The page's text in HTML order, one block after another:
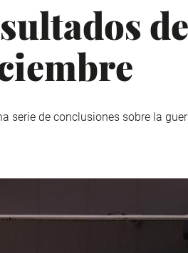
serie de conclusiones sobre la